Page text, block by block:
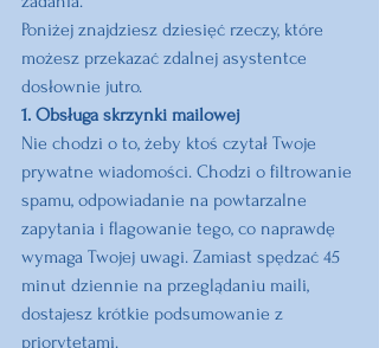
Poniżej znajdziesz dziesięć rzeczy, które
możesz przekazać zdalnej asystentce
dosłownie jutro.
1. Obsługa skrzynki mailowej
Nie chodzi o to, żeby ktoś czytał Twoje
prywatne wiadomości. Chodzi o filtrowanie
spamu, odpowiadanie na powtarzalne
zapytania i flagowanie tego, co naprawdę
wymaga Twojej uwagi. Zamiast spędzać 45
minut dziennie na przeglądaniu maili,
dostajesz krótkie podsumowanie z
priorytetami.